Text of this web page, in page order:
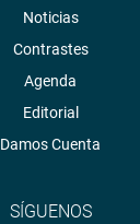
Noticias
Contrastes
Agenda
Editorial
Damos Cuenta
SÍGUENOS